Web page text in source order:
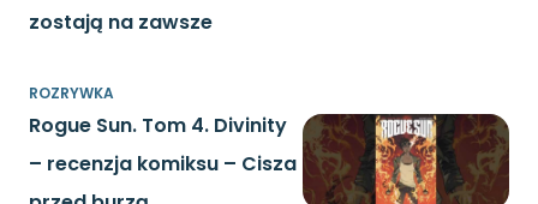
zostają na zawsze
ROZRYWKA
Rogue Sun. Tom 4. Divinity
– recenzja komiksu – Cisza